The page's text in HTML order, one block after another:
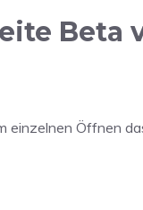
Beta
Öffnen